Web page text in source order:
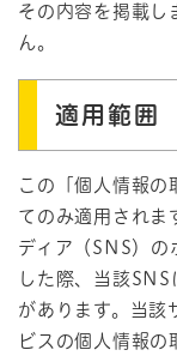
その内容を掲載し
ん。
適用範囲
この「個人情報の
てのみ適用されま
ディア（SNS）の
した際、当該
があります。当該
ビスの個人情報の